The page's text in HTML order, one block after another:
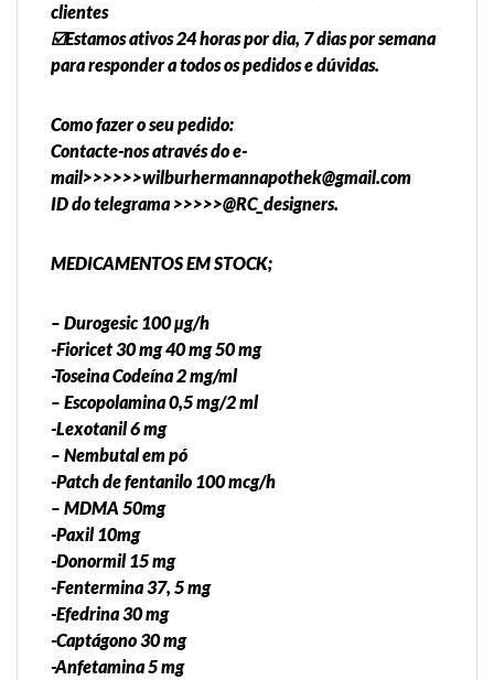
clientes
☑️Estamos ativos 24 horas por dia, 7 dias por semana
para responder a todos os pedidos e dúvidas.
Como fazer o seu pedido:
Contacte-nos através do e-
mail>>>>>>wilburhermannapothek@gmail.com
ID do telegrama >>>>>@RC_designers.
MEDICAMENTOS EM STOCK;
– Durogesic 100 µg/h
-Fioricet 30 mg 40 mg 50 mg
-Toseina Codeína 2 mg/ml
– Escopolamina 0,5 mg/2 ml
-Lexotanil 6 mg
– Nembutal em pó
-Patch de fentanilo 100 mcg/h
– MDMA 50mg
-Paxil 10mg
-Donormil 15 mg
-Fentermina 37, 5 mg
-Efedrina 30 mg
-Captágono 30 mg
-Anfetamina 5 mg